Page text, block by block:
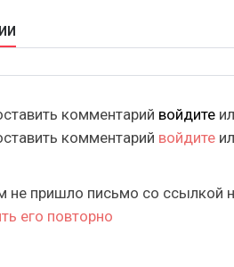
комментарий войдите
комментарий войдите
не пришло письмо со ссылкой
его повторно